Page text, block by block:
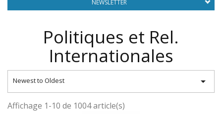
NEWSLETTER
Politiques et Rel.
Internationales
Newest to Oldest 
Affichage 1-10 de 1004 article(s)